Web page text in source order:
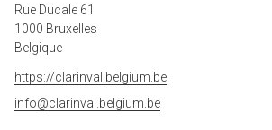
Rue Ducale 61
1000 Bruxelles
Belgique
https://clarinval.belgium.be
info@clarinval.belgium.be